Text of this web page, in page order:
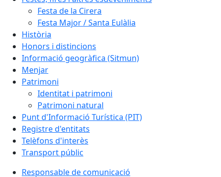
Festa de la Cirera
Festa Major / Santa Eulàlia
Història
Honors i distincions
Informació geogràfica (Sitmun)
Menjar
Patrimoni
Identitat i patrimoni
Patrimoni natural
Punt d'Informació Turística (PIT)
Registre d'entitats
Telèfons d'interès
Transport públic
Responsable de comunicació